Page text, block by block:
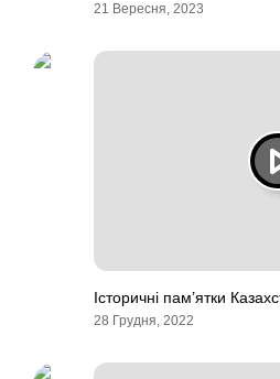
21 Вересня, 2023
Історичні пам’ятки
28 Грудня, 2022